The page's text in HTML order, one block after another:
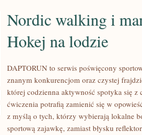
WALKING
Nordic walking i
Hokej na lodzie
DAPTORUN to serwis poświęcony
znanym konkurencjom oraz czystej
której codzienna aktywność spotyka się z
ćwiczenia potrafią zamienić się w
z myślą o tych, którzy wybierają lokalne
sportową zajawkę, zamiast błysku